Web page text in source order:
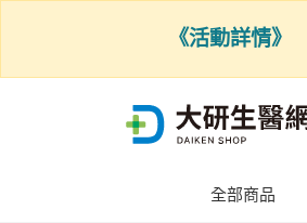
全部商品
《活動詳情》